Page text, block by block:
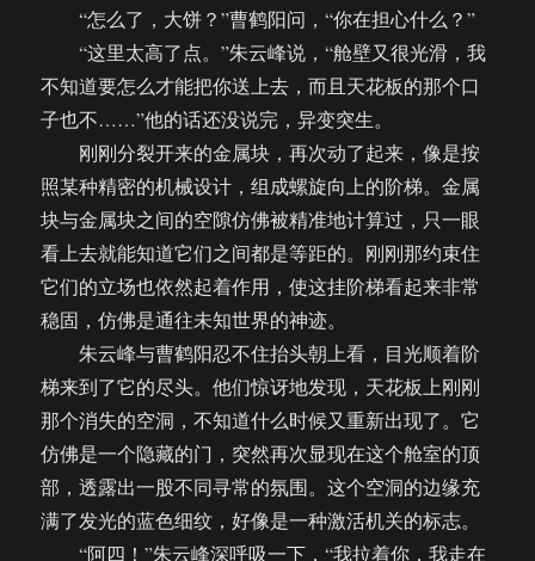
“怎么了，大饼？”曹鹤阳问，“你在担心什么？”
“这里太高了点。”朱云峰说，“舱壁又很光滑，我
不知道要怎么才能把你送上去，而且天花板的那个口
子也不……”他的话还没说完，异变突生。
刚刚分裂开来的金属块，再次动了起来，像是按
照某种精密的机械设计，组成螺旋向上的阶梯。金属
块与金属块之间的空隙仿佛被精准地计算过，只一眼
看上去就能知道它们之间都是等距的。刚刚那约束住
它们的立场也依然起着作用，使这挂阶梯看起来非常
稳固，仿佛是通往未知世界的神迹。
朱云峰与曹鹤阳忍不住抬头朝上看，目光顺着阶
梯来到了它的尽头。他们惊讶地发现，天花板上刚刚
那个消失的空洞，不知道什么时候又重新出现了。它
仿佛是一个隐藏的门，突然再次显现在这个舱室的顶
部，透露出一股不同寻常的氛围。这个空洞的边缘充
满了发光的蓝色细纹，好像是一种激活机关的标志。
“阿四！”朱云峰深呼吸一下，“我拉着你，我走在